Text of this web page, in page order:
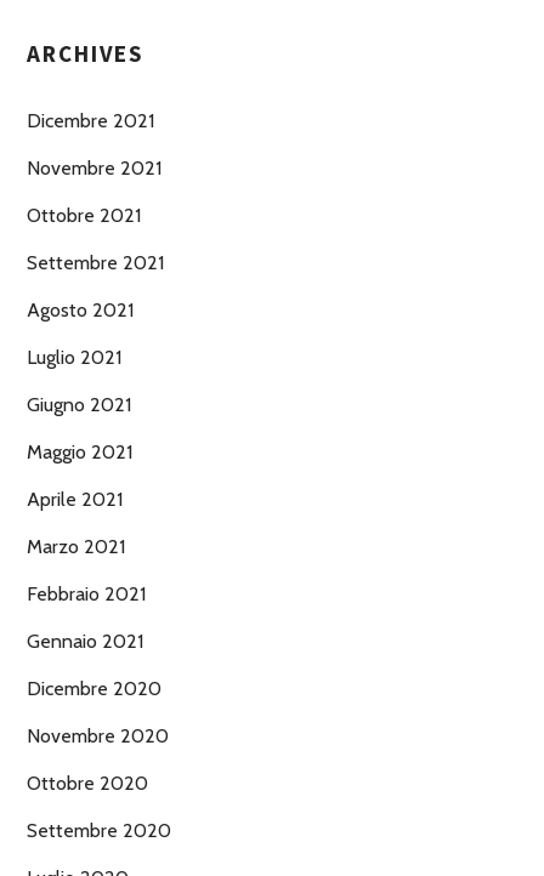
ARCHIVES
Dicembre 2021
Novembre 2021
Ottobre 2021
Settembre 2021
Agosto 2021
Luglio 2021
Giugno 2021
Maggio 2021
Aprile 2021
Marzo 2021
Febbraio 2021
Gennaio 2021
Dicembre 2020
Novembre 2020
Ottobre 2020
Settembre 2020